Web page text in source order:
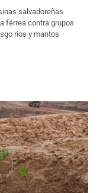
salvadoreñas
férrea contra grupos
ríos y mantos